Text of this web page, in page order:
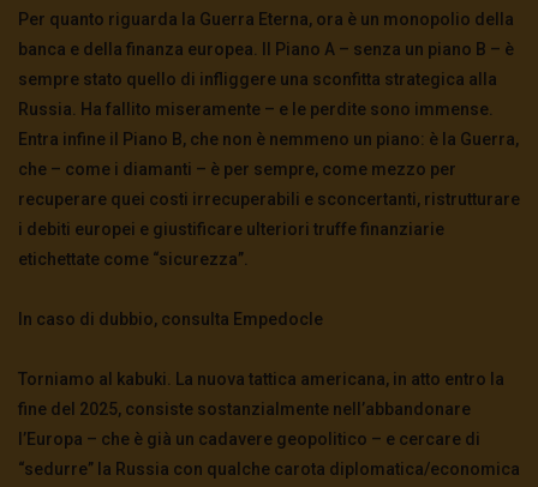
Per quanto riguarda la Guerra Eterna, ora è un monopolio della
banca e della finanza europea. Il Piano A – senza un piano B – è
sempre stato quello di infliggere una sconfitta strategica alla
Russia. Ha fallito miseramente – e le perdite sono immense.
Entra infine il Piano B, che non è nemmeno un piano: è la Guerra,
che – come i diamanti – è per sempre, come mezzo per
recuperare quei costi irrecuperabili e sconcertanti, ristrutturare
i debiti europei e giustificare ulteriori truffe finanziarie
etichettate come “sicurezza”.
In caso di dubbio, consulta Empedocle
Torniamo al kabuki. La nuova tattica americana, in atto entro la
fine del 2025, consiste sostanzialmente nell’abbandonare
l’Europa – che è già un cadavere geopolitico – e cercare di
“sedurre” la Russia con qualche carota diplomatica/economica